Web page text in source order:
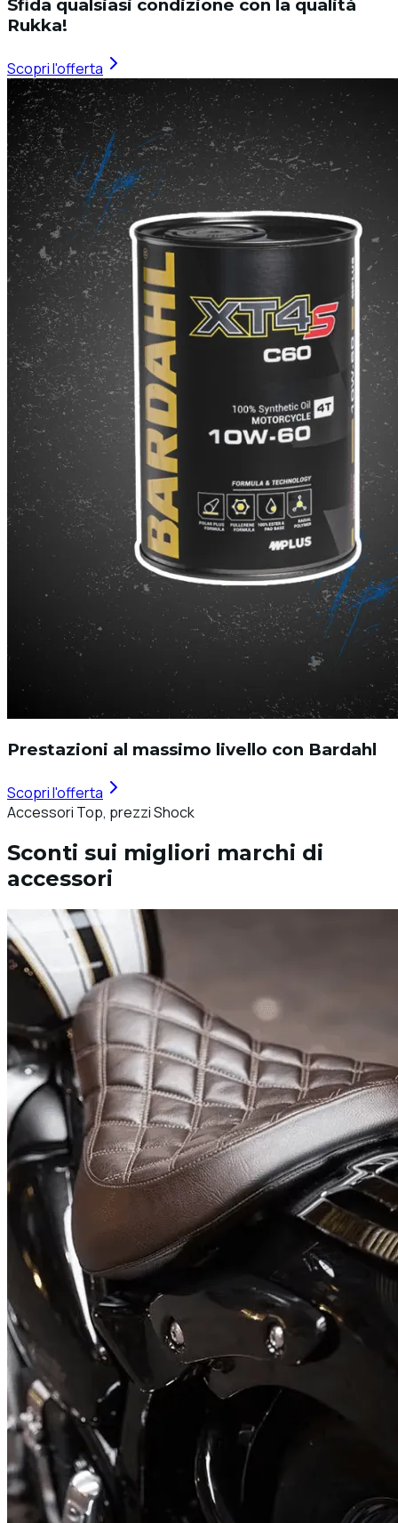
Sfida qualsiasi condizione con la qualità
Rukka!
Scopri l'offerta
Prestazioni al massimo livello con Bardahl
Scopri l'offerta
Accessori Top, prezzi Shock
Sconti sui migliori marchi di
accessori